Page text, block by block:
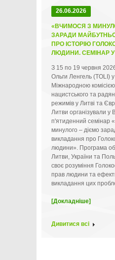
26.06.2026
«ВЧИМОСЯ З
ЗАРАДИ
ПРО ІСТОРІЮ
ЛЮДИНИ. СЕМІНАР У
З 15 по 19 червня
Ольги Ленгель (TOLI)
Міжнародною
нацистського та
режимів у Литві та
Литви організували у
п'ятиденний семінар
минулого – діємо
викладання про
людини». Програма
Литви, України та
своє розуміння
прав людини та
викладання цих
[Докладніше]
Дивитися всі